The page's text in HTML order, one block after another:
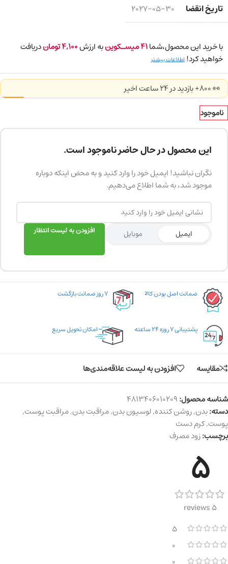
تاریخ انقضا 2027-05-30
با خرید این محصول،شما41میسـکوینبه ارزش4,100توماندریافت
خواهید کرد! اطلاعات بیشتر
👀 800+ بازدید در ۲۴ ساعت اخیر
ناموجود
این محصول در حال حاضر ناموجود است.
نگران نباشید! ایمیل خود را وارد کنید و به محض اینکه دوباره
موجود شد، به شما اطلاع می‌دهیم.
ایمیل موبایل افزودن به لیست انتظار
ضمانت اصل بودن کالا ۷ روز ضمانت بازگشت
پشتیبانی ۷ روزه ۲۴ ساعته امکان تحویل سریع
مقایسه افزودن به لیست علاقه‌مندی‌ها
شناسه محصول:4813406010209
دسته:بدن,روشن کننده,لوسیون بدن,مراقبت بدن,مراقبت پوست,
پوست,کرم دست
برچسب:زود مصرف
5
5 reviews
5
0